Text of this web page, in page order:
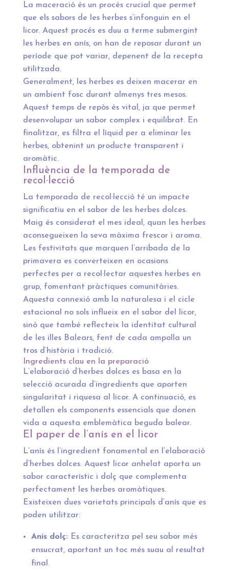
La maceració és un procés crucial que permet
que els sabors de les herbes s’infonguin en el
licor. Aquest procés es duu a terme submergint
les herbes en anís, on han de reposar durant un
període que pot variar, depenent de la recepta
utilitzada.
Generalment, les herbes es deixen macerar en
un ambient fosc durant almenys tres mesos.
Aquest temps de repòs és vital, ja que permet
desenvolupar un sabor complex i equilibrat. En
finalitzar, es filtra el líquid per a eliminar les
herbes, obtenint un producte transparent i
aromàtic.
Influència de la temporada de
recol·lecció
La temporada de recol·lecció té un impacte
significatiu en el sabor de les herbes dolces.
Maig és considerat el mes ideal, quan les herbes
aconsegueixen la seva màxima frescor i aroma.
Les festivitats que marquen l’arribada de la
primavera es converteixen en ocasions
perfectes per a recol·lectar aquestes herbes en
grup, fomentant pràctiques comunitàries.
Aquesta connexió amb la naturalesa i el cicle
estacional no sols influeix en el sabor del licor,
sinó que també reflecteix la identitat cultural
de les illes Balears, fent de cada ampolla un
tros d’història i tradició.
Ingredients clau en la preparació
L’elaboració d’herbes dolces es basa en la
selecció acurada d’ingredients que aporten
singularitat i riquesa al licor. A continuació, es
detallen els components essencials que donen
vida a aquesta emblemàtica beguda balear.
El paper de l’anís en el licor
L’anís és l’ingredient fonamental en l’elaboració
d’herbes dolces. Aquest licor anhelat aporta un
sabor característic i dolç que complementa
perfectament les herbes aromàtiques.
Existeixen dues varietats principals d’anís que es
poden utilitzar:
Anís dolç: Es caracteritza pel seu sabor més
ensucrat, aportant un toc més suau al resultat
final.